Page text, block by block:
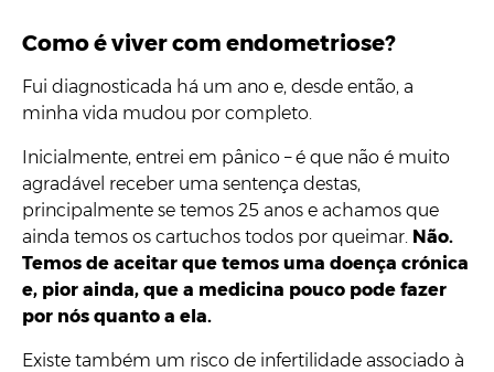
Como é viver com endometriose?
Fui diagnosticada há um ano e, desde então, a
minha vida mudou por completo.
Inicialmente, entrei em pânico – é que não é muito
agradável receber uma sentença destas,
principalmente se temos 25 anos e achamos que
ainda temos os cartuchos todos por queimar. Não.
Temos de aceitar que temos uma doença crónica
e, pior ainda, que a medicina pouco pode fazer
por nós quanto a ela.
Existe também um risco de infertilidade associado à